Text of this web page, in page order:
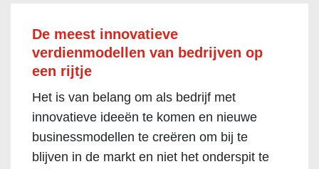
De meest innovatieve
verdienmodellen van bedrijven op
een rijtje
Het is van belang om als bedrijf met
innovatieve ideeën te komen en nieuwe
businessmodellen te creëren om bij te
blijven in de markt en niet het onderspit te